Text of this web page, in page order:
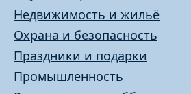
Недвижимость и жильё
Охрана и безопасность
Праздники и подарки
Промышленность